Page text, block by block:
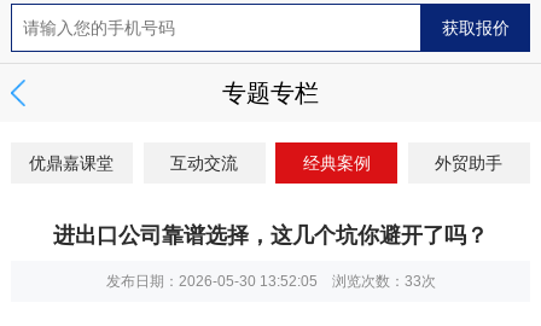
专题专栏
优鼎嘉课堂 互动交流 经典案例 外贸助手
进出口公司靠谱选择，这几个坑你避开了吗？
发布日期：2026-05-30 13:52:05 浏览次数： 33次